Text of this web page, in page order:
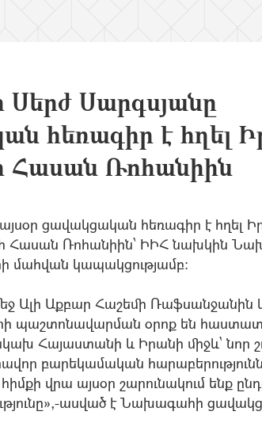
Սարգսյանը
հեռագիր է հղել
Ռոհանիին
ցավակցական հեռագիր է հղել
Ռոհանիին՝ ԻԻՀ նախկին
մահվան կապակցությամբ:
Ալի Աքբար Հաշեմի Ռաֆսանջանին
պաշտոնավարման օրոք են
Հայաստանի և Իրանի միջև` նոր
բարեկամական
վրա այսօր շարունակում ենք
ասված է Նախագահի